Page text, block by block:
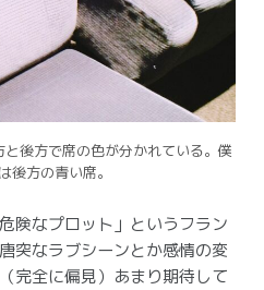
後方で席の色が分かれている。僕
後方の青い席。
険なプロット」というフラン
突なラブシーンとか感情の変
完全に偏見）あまり期待して